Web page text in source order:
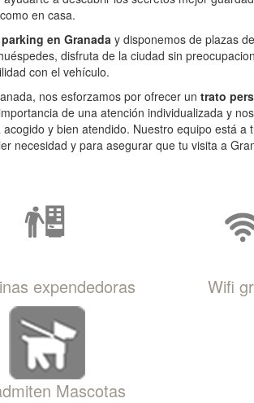
en casa.
en Granada y disponemos de plazas
disfruta de la ciudad sin
con el vehículo.
nos esforzamos por ofrecer un trato
de una atención individualizada y
y bien atendido. Nuestro equipo está a
necesidad y para asegurar que tu visita a
expendedoras Wifi
Mascotas